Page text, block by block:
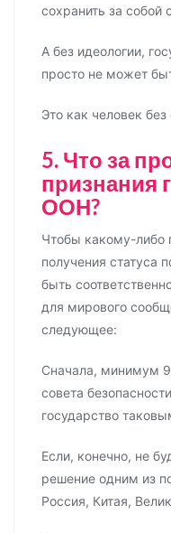
сохранить за собой
А без идеологии,
просто не может
Это как человек без
5. Что за
признания
ООН?
Чтобы какому-либо
получения статуса
быть
для мирового
следующее:
Сначала, минимум 9
совета
государство
Если, конечно, не
решение одним из
Россия, Китая,